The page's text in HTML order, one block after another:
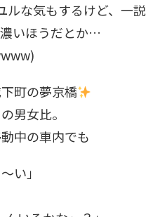
ルな気もするけど、一説
いほうだとか…
町の夢京橋
男女比。
中の車内でも
い」